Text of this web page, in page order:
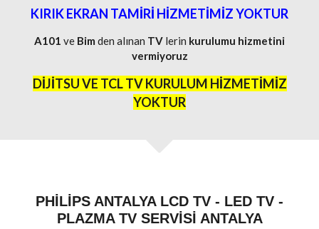
KIRIK EKRAN TAMİRİ HİZMETİMİZ YOKTUR
A101 ve Bim den alınan TV lerin kurulumu hizmetini
vermiyoruz
DİJİTSU VE TCL TV KURULUM HİZMETİMİZ
YOKTUR
PHILIPS ANTALYA LCD TV - LED TV -
PLAZMA TV SERVISI ANTALYA